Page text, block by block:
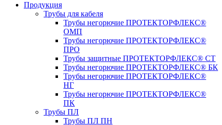
Продукция
Трубы для кабеля
Трубы негорючие ПРОТЕКТОРФЛЕКС®
ОМП
Трубы негорючие ПРОТЕКТОРФЛЕКС®
ПРО
Трубы защитные ПРОТЕКТОРФЛЕКС® СТ
Трубы негорючие ПРОТЕКТОРФЛЕКС® БК
Трубы негорючие ПРОТЕКТОРФЛЕКС®
НГ
Трубы негорючие ПРОТЕКТОРФЛЕКС®
ПК
Трубы ПЛ
Трубы ПЛ ПН